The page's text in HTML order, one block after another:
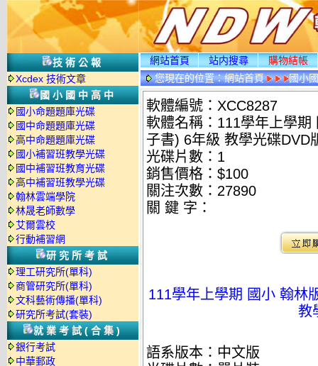
技術公報
Xcdex 技術文章
國小國中高中
國小命題題庫光碟
國中命題題庫光碟
高中命題題庫光碟
國小補習班教學光碟
國中補習班教育光碟
高中補習班教學光碟
翰林雲端學院
林晟老師數學
艾爾雲校
行動補習網
研究所考試
理工研究所(單科)
商管研究所(單科)
文科藝術傳播(單科)
研究所考試(套裝)
就業考試(合集)
銀行考試
中華郵政
網站首頁 站内搜尋
購物結帳
您現在的位置：網站首頁 國小
軟體編號：XCC8287
軟體名稱：111學年上學
子書) 6年級 教學光碟DVD
光碟片數：1
銷售價格：$100
關注次數： 27890
關 鍵 字：
111學年上學期 國小 翰林
教
語系版本：中文版